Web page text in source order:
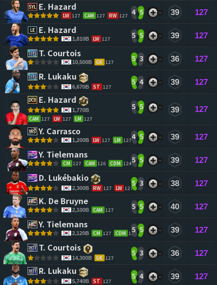
E. Hazard
LW 127 CAM 127 RW 127 4 5 39 127
E. Hazard
1,810B LW 127 5 5 39 127
T. Courtois
10,500B GK 127 5 3 36 127
R. Lukaku
6,670B ST 127
5 4 39 127
E. Hazard
1,770B
CAM 127 LW 127 LM 127
5 5 39 127
Y. Carrasco
1,200B LW 127 LM 1274 5 39 127
Y. Tielemans
CM 127 CAM 126 CDM 1245 5 39 127
D. Lukébakio
2,300B RW 127 LW 127
5 3 38 127
K. De Bruyne
2,100B CAM 127 5 5 40 127
Y. Tielemans
2,120B CM 127 CDM 124
5 5 39 127
T. Courtois
14,300B GK 127
5 3 36 127
R. Lukaku
5,740B ST 127
5 4 39 127